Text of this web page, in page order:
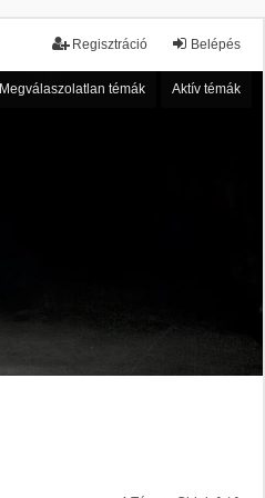
Belépés
Regisztráció
Megválaszolatlan témák Aktív témák